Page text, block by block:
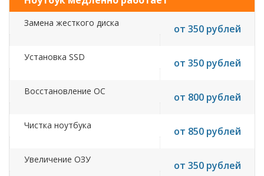
Замена жесткого диска от 350 рублей
Установка SSD от 350 рублей
Восстановление ОС от 800 рублей
Чистка ноутбука от 850 рублей
Увеличение ОЗУ от 350 рублей